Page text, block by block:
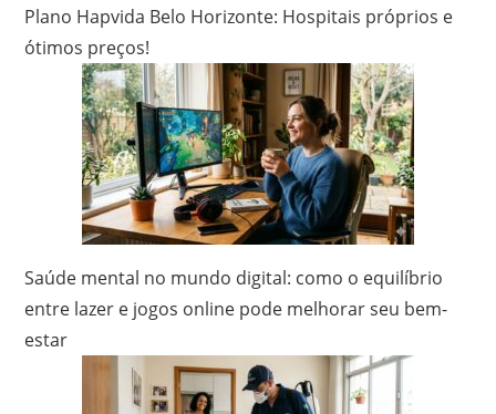
Plano Hapvida Belo Horizonte: Hospitais próprios e
ótimos preços!
Saúde mental no mundo digital: como o equilíbrio
entre lazer e jogos online pode melhorar seu bem-
estar